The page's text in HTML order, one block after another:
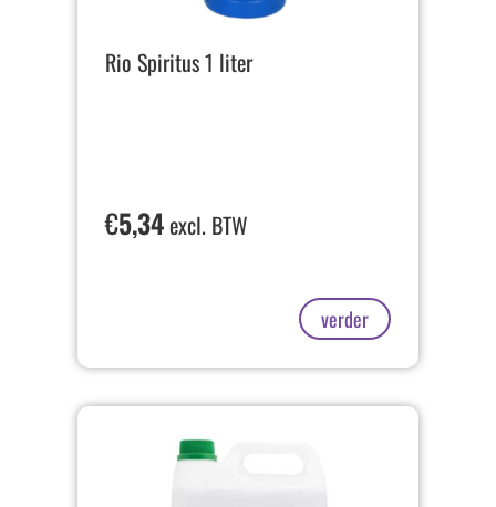
Rio Spiritus 1 liter
€5,34excl. BTW
verder